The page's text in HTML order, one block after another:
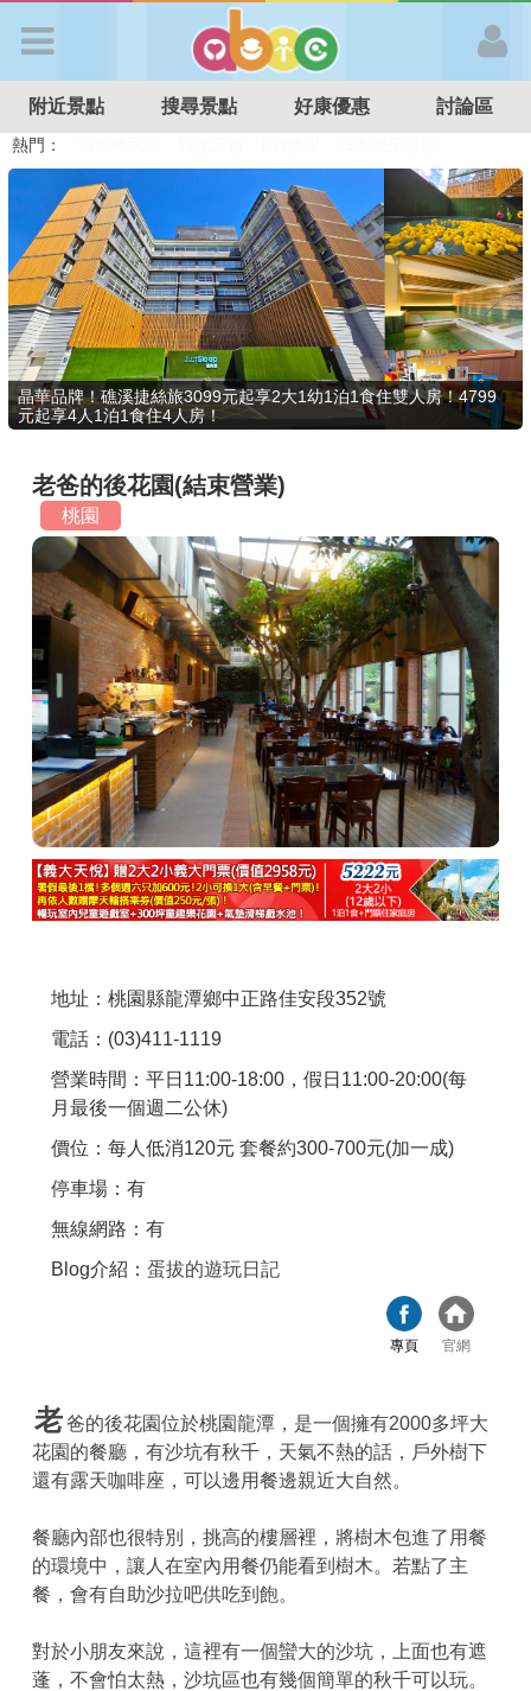
APP登入
首 頁
搜尋景點
好康優惠
最新消息
最新留言
商家合作
推薦景點
討論區
聯絡我們
APP下載
附近景點 搜尋景點 好康優惠 討論區
熱門：
特色遊戲場
親子住房優惠 台北親子餐廳 溫泉泡湯SPA
晶華品牌！礁溪捷絲旅3099元起享2大1幼1泊1食住雙人房！4799
元起享4人1泊1食住4人房！
老爸的後花園(結束營業)
桃園
地址：桃園縣龍潭鄉中正路佳安段352號
電話：(03)411-1119
營業時間：平日11:00-18:00，假日11:00-20:00(每
月最後一個週二公休)
價位：每人低消120元 套餐約300-700元(加一成)
停車場：有
無線網路：有
Blog介紹： 蛋拔的遊玩日記
專頁 官網
老爸的後花園位於桃園龍潭，是一個擁有2000多坪大
花園的餐廳，有沙坑有秋千，天氣不熱的話，戶外樹下
還有露天咖啡座，可以邊用餐邊親近大自然。
餐廳內部也很特別，挑高的樓層裡，將樹木包進了用餐
的環境中，讓人在室內用餐仍能看到樹木。若點了主
餐，會有自助沙拉吧供吃到飽。
對於小朋友來說，這裡有一個蠻大的沙坑，上面也有遮
蓬，不會怕太熱，沙坑區也有幾個簡單的秋千可以玩。